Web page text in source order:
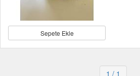
Sepete Ekle
1 / 1